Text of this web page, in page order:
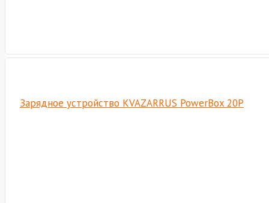
Зарядное устройство KVAZARRUS PowerBox 20P